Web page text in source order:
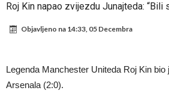
Vinicius je izbrisao sve objave s
Roj Kin napao zvijezdu Junajteda: “Bili
Objavljeno na 14:33, 05 Decembra
Legenda Manchester Uniteda Roj Kin
Arsenala (2:0).